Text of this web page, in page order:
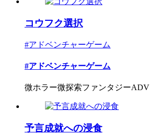
コウフク選択
#アドベンチャーゲーム
#アドベンチャーゲーム
微ホラー微探索ファンタジーADV
予言成就への浸食